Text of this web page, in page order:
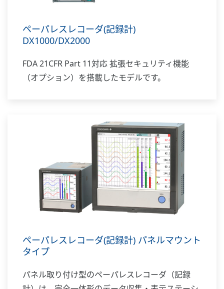
ペーパレスレコーダ(記録計)
DX1000/DX2000
FDA 21CFR Part 11対応 拡張セキュリティ機能
（オプション）を搭載したモデルです。
ペーパレスレコーダ(記録計) パネルマウント
タイプ
パネル取り付け型のペーパレスレコーダ（記録